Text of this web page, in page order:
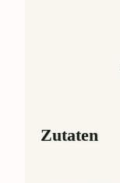
Zutaten